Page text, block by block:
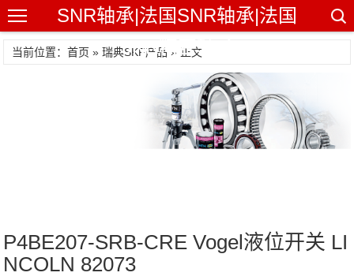
SNR轴承|法国SNR轴承|法国
SNR精密轴承
当前位置：首页 »瑞典SKF产品 » 正文
P4BE207-SRB-CRE Vogel液位开关 LI
NCOLN 82073